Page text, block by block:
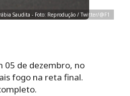
Saudita - Foto: Reprodução / Twitter/@F1
05 de dezembro, no
fogo na reta final.